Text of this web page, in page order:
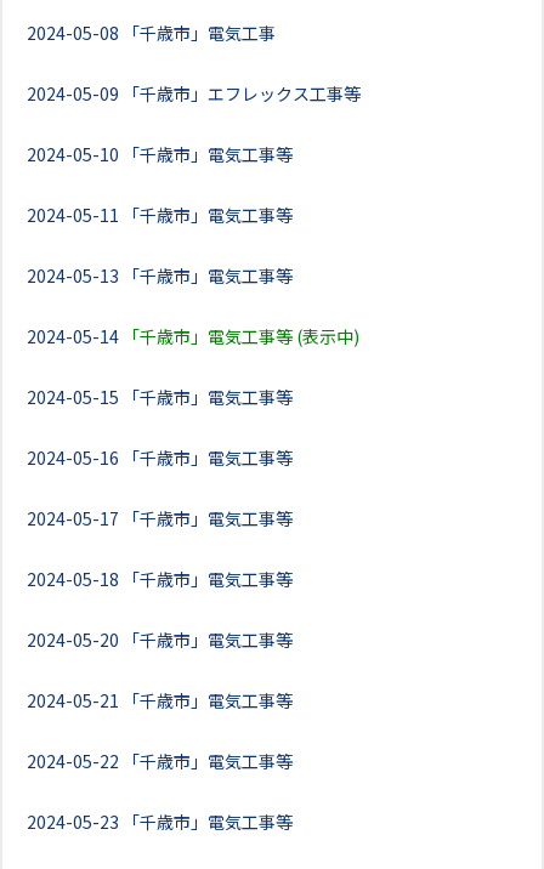
2024-05-08 「千歳市」電気工事
2024-05-09 「千歳市」エフレックス工事等
2024-05-10 「千歳市」電気工事等
2024-05-11 「千歳市」電気工事等
2024-05-13 「千歳市」電気工事等
2024-05-14 「千歳市」電気工事等 (表示中)
2024-05-15 「千歳市」電気工事等
2024-05-16 「千歳市」電気工事等
2024-05-17 「千歳市」電気工事等
2024-05-18 「千歳市」電気工事等
2024-05-20 「千歳市」電気工事等
2024-05-21 「千歳市」電気工事等
2024-05-22 「千歳市」電気工事等
2024-05-23 「千歳市」電気工事等